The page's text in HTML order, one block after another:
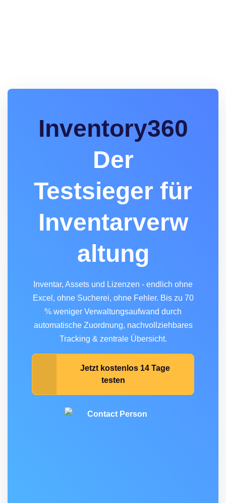
Inventory360
Der
Testsieger für
Inventarverw
altung
Inventar, Assets und Lizenzen - endlich ohne
Excel, ohne Sucherei, ohne Fehler. Bis zu 70
% weniger Verwaltungsaufwand durch
automatische Zuordnung, nachvollziehbares
Tracking & zentrale Übersicht.
Jetzt kostenlos 14 Tage
testen